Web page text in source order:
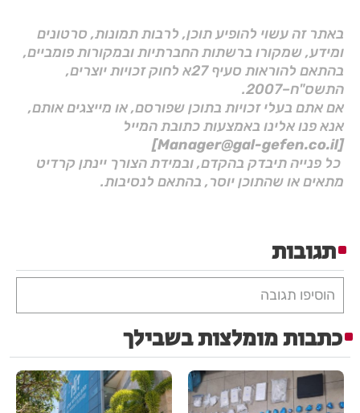
באתר זה עשוי להופיע תוכן, לרבות תמונות, סרטונים
ומידע, שמקורו ברשתות החברתיות ובמקורות פומביים,
בהתאם להוראות סעיף 27א לחוק זכויות יוצרים,
התשס"ח–2007.
אם אתם בעלי זכויות בתוכן שפורסם, או מייצגים אותם,
אנא פנו אלינו באמצעות כתובת המייל
[Manager@gal-gefen.co.il]
כל פנייה תיבדק בהקדם, ובמידת הצורך יינתן קרדיט
מתאים או שהתוכן יוסר, בהתאם לנסיבות.
תגובות
הוסיפו תגובה
כתבות מומלצות בשבילך